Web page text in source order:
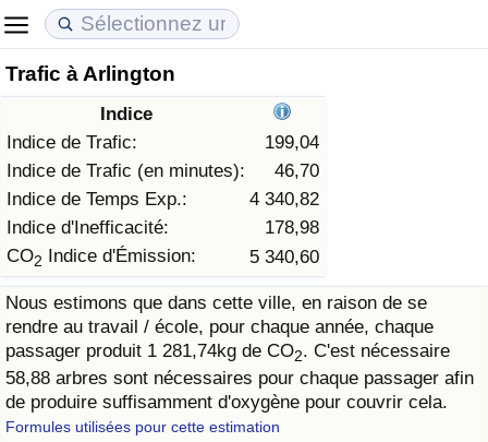
Trafic à Arlington
Indice
Indice de Trafic:
199,04
Indice de Trafic (en minutes):
46,70
Indice de Temps Exp.:
4 340,82
Indice d'Inefficacité:
178,98
CO2 Indice d'Émission: 5 340,60
Nous estimons que dans cette ville, en raison de se
rendre au travail / école, pour chaque année, chaque
passager produit 1 281,74kg de CO2. C'est nécessaire
58,88 arbres sont nécessaires pour chaque passager afin
de produire suffisamment d'oxygène pour couvrir cela.
Formules utilisées pour cette estimation
Coût de la vie
Indice du Coût de la Vie (Actuel)
Indice du Coût de la Vie
Indice du coût de la vie par pays
à Akaba
Prix de l'immobilier
Indice des Prix de l'immobilier (Actuel)
Indice des Prix de l'immobilier
Indice des Prix de l'immobilier par Pays
Qualité de Vie
Indice de Qualité de Vie
Indice de Qualité de Vie (Actuel)
Indice de qualité de vie par pays
Criminalité
Indice de Criminalité (Actuel)
Indice de Criminalité